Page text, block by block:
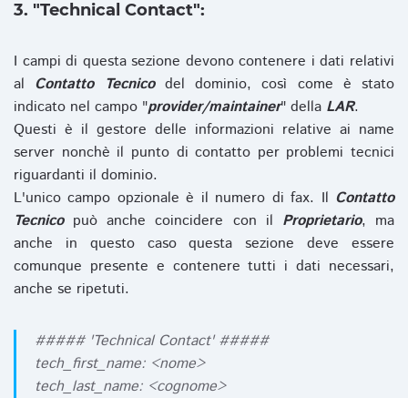
3. "Technical Contact":
I campi di questa sezione devono contenere i dati relativi
al Contatto Tecnicodel dominio, così come è stato
indicato nel campo "provider/maintainer" della LAR.
Questi è il gestore delle informazioni relative ai name
server nonchè il punto di contatto per problemi tecnici
riguardanti il dominio.
L'unico campo opzionale è il numero di fax. Il Contatto
Tecnicopuò anche coincidere con il Proprietario, ma
anche in questo caso questa sezione deve essere
comunque presente e contenere tutti i dati necessari,
anche se ripetuti.
##### 'Technical Contact' #####
tech_first_name: <nome>
tech_last_name: <cognome>